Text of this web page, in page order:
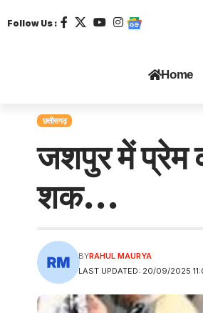
Follow Us :
Home
छत्तीसगढ़
जशपुर में प्रेम
शक…
LAST UPDATED: 20/09/2025
BYRAHUL MAURYA